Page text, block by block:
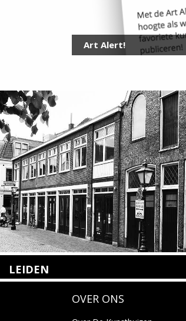
Art Alert!
LEIDEN
OVER ONS